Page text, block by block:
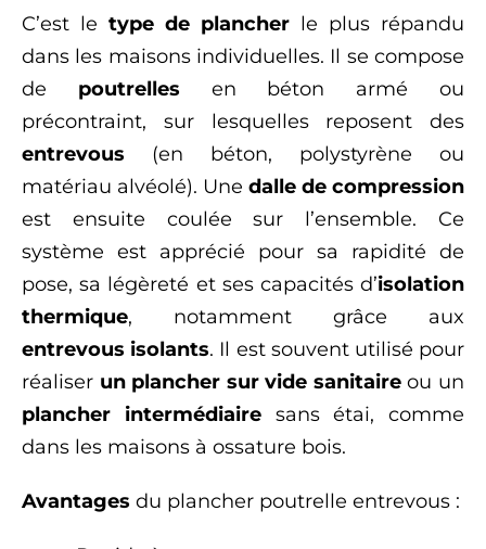
C’est le type de plancher le plus répandu
dans les maisons individuelles. Il se compose
de poutrelles en béton armé ou
précontraint, sur lesquelles reposent des
entrevous (en béton, polystyrène ou
matériau alvéolé). Une dalle de compression
est ensuite coulée sur l’ensemble. Ce
système est apprécié pour sa rapidité de
pose, sa légèreté et ses capacités d’isolation
thermique, notamment grâce aux
entrevous isolants. Il est souvent utilisé pour
réaliser un plancher sur vide sanitaireou un
plancher intermédiairesans étai, comme
dans les maisons à ossature bois.
Avantages du plancher poutrelle entrevous :